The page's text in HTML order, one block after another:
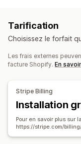
Produits numériques
Abonnements
Tarification que vous
Paiement unique
Tarification
Choisissez le forfait
Les frais externes
facture Shopify. En
Stripe Billing
Installation
Pour en savoir plus sur
https://stripe.com/